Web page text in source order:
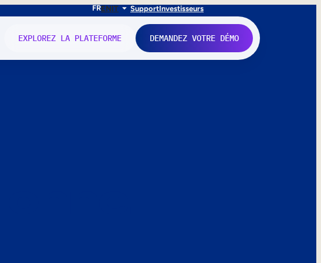
FRENIT SupportInvestisseurs
EXPLOREZ LA PLATEFORME DEMANDEZ VOTRE DÉMO